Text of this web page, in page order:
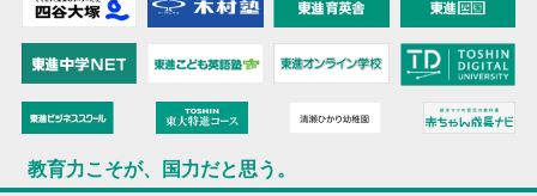
教育力こそが、国力だと思う。